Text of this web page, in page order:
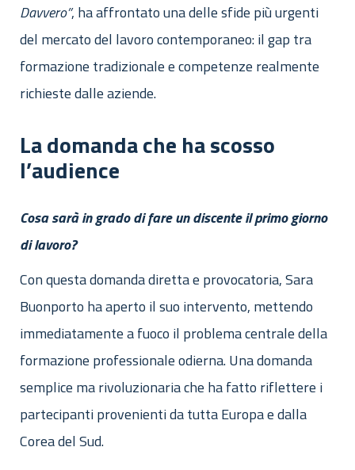
Davvero”, ha affrontato una delle sfide più urgenti
del mercato del lavoro contemporaneo: il gap tra
formazione tradizionale e competenze realmente
richieste dalle aziende.
La domanda che ha scosso
l’audience
Cosa sarà in grado di fare un discente il primo giorno
di lavoro?
Con questa domanda diretta e provocatoria, Sara
Buonporto ha aperto il suo intervento, mettendo
immediatamente a fuoco il problema centrale della
formazione professionale odierna. Una domanda
semplice ma rivoluzionaria che ha fatto riflettere i
partecipanti provenienti da tutta Europa e dalla
Corea del Sud.